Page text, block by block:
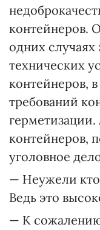
контейнеров.
одних
технических
контейнеров,
требований
контейнеров,
уголовное
— Неужели
Ведь это
— К